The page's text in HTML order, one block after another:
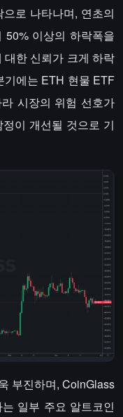
로 나타나며, 연초의
이상의 하락폭을
한 신뢰가 크게 하락
기에는 ETH 현물 ETF
시장의 위험 선호가
이 개선될 것으로 기
부진하며, CoinGlass
일부 주요 알트코인